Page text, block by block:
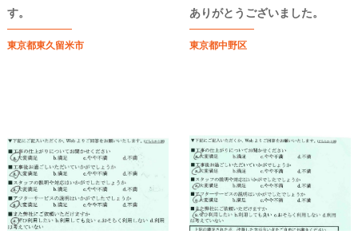
す。
東京都東久留米市
ありがとうございました。
東京都中野区